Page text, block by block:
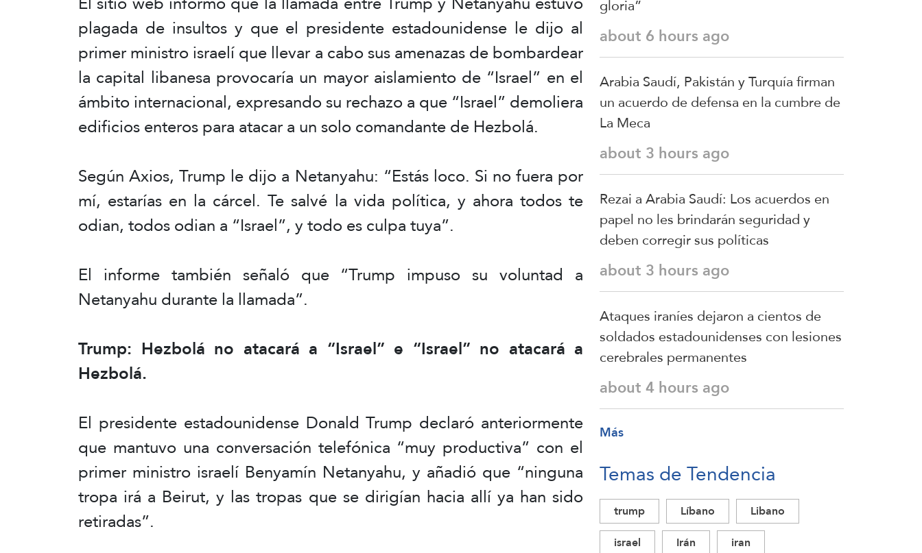
plagada de insultos y que el presidente estadounidense le dijo al
primer ministro israelí que llevar a cabo sus amenazas de bombardear
la capital libanesa provocaría un mayor aislamiento de “Israel” en el
ámbito internacional, expresando su rechazo a que “Israel” demoliera
edificios enteros para atacar a un solo comandante de Hezbolá.
Según Axios, Trump le dijo a Netanyahu: “Estás loco. Si no fuera por
mí, estarías en la cárcel. Te salvé la vida política, y ahora todos te
odian, todos odian a “Israel”, y todo es culpa tuya”.
El informe también señaló que “Trump impuso su voluntad a
Netanyahu durante la llamada”.
Trump: Hezbolá no atacará a “Israel” e “Israel” no atacará a
Hezbolá.
El presidente estadounidense Donald Trump declaró anteriormente
que mantuvo una conversación telefónica “muy productiva” con el
primer ministro israelí Benyamín Netanyahu, y añadió que “ninguna
tropa irá a Beirut, y las tropas que se dirigían hacia allí ya han sido
retiradas”.
gloria”
about 6 hours ago
Arabia Saudí, Pakistán y Turquía firman
un acuerdo de defensa en la cumbre de
La Meca
about 3 hours ago
Rezai a Arabia Saudí: Los acuerdos en
papel no les brindarán seguridad y
deben corregir sus políticas
about 3 hours ago
Ataques iraníes dejaron a cientos de
soldados estadounidenses con lesiones
cerebrales permanentes
about 4 hours ago
Más
Temas de Tendencia
trump Líbano
Libano
israel
Irán
iran